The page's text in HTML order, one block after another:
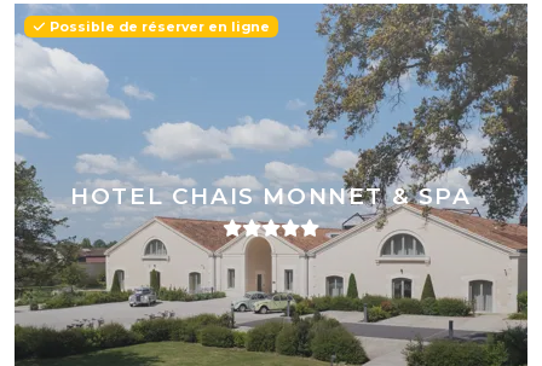
HOTEL CHAIS MONNET & SPA
Possible de réserver en ligne